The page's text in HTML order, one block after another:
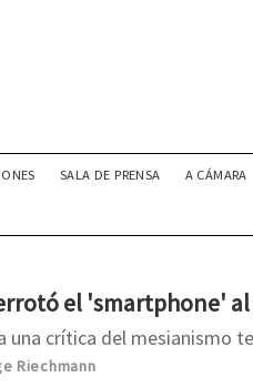
SALA DE PRENSA A CÁMARA
el 'smartphone'
una crítica del mesianismo
Riechmann